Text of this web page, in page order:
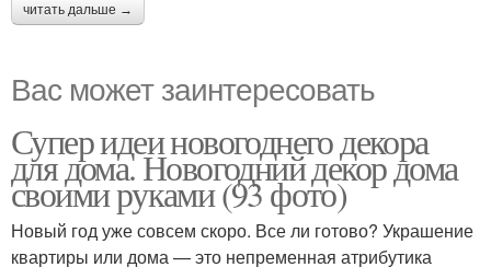
читать дальше →
Вас может заинтересовать
Супер идеи новогоднего декора
для дома. Новогодний декор дома
своими руками (93 фото)
Новый год уже совсем скоро. Все ли готово? Украшение
квартиры или дома — это непременная атрибутика